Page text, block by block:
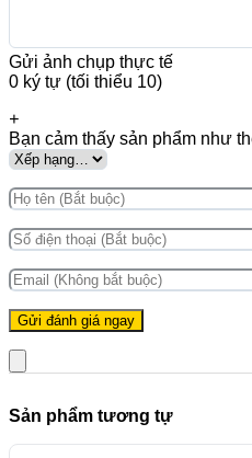
Gửi ảnh chụp thực tế
0 ký tự (tối thiểu 10)
+
Bạn cảm thấy sản phẩm như
Sản phẩm tương tự